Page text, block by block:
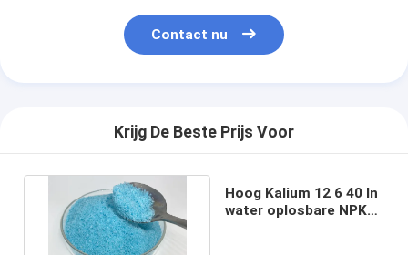
Contact nu
Krijg De Beste Prijs Voor
Hoog Kalium 12 6 40 In
water oplosbare NPK